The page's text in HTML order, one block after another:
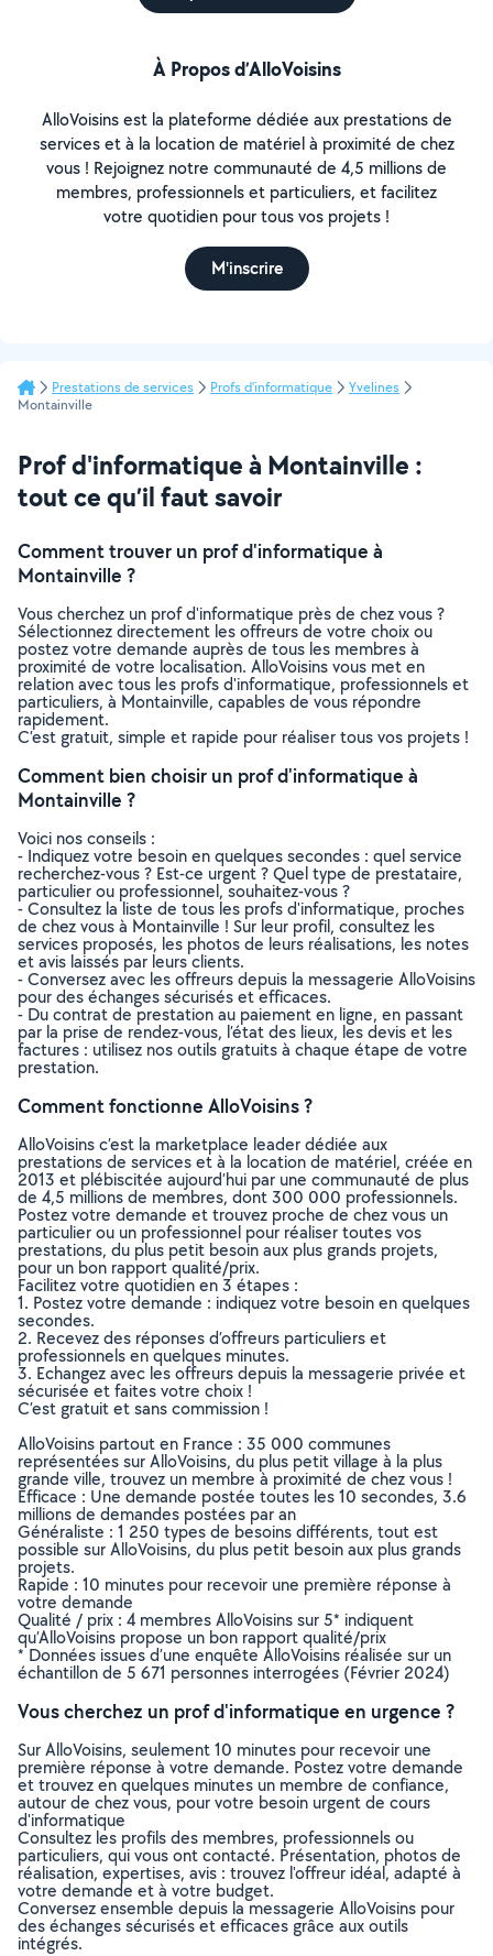
À Propos d’AlloVoisins
AlloVoisins est la plateforme dédiée aux prestations de
services et à la location de matériel à proximité de chez
vous ! Rejoignez notre communauté de 4,5 millions de
membres, professionnels et particuliers, et facilitez
votre quotidien pour tous vos projets !
M'inscrire
Prestations de services Profs d'informatique
Yvelines
Montainville
Prof d'informatique à Montainville :
tout ce qu’il faut savoir
Comment trouver un prof d'informatique à
Montainville ?
Vous cherchez un prof d'informatique près de chez vous ?
Sélectionnez directement les offreurs de votre choix ou
postez votre demande auprès de tous les membres à
proximité de votre localisation. AlloVoisins vous met en
relation avec tous les profs d'informatique, professionnels et
particuliers, à Montainville, capables de vous répondre
rapidement.
C’est gratuit, simple et rapide pour réaliser tous vos projets !
Comment bien choisir un prof d'informatique à
Montainville ?
Voici nos conseils :
- Indiquez votre besoin en quelques secondes : quel service
recherchez-vous ? Est-ce urgent ? Quel type de prestataire,
particulier ou professionnel, souhaitez-vous ?
- Consultez la liste de tous les profs d'informatique, proches
de chez vous à Montainville ! Sur leur profil, consultez les
services proposés, les photos de leurs réalisations, les notes
et avis laissés par leurs clients.
- Conversez avec les offreurs depuis la messagerie AlloVoisins
pour des échanges sécurisés et efficaces.
- Du contrat de prestation au paiement en ligne, en passant
par la prise de rendez-vous, l’état des lieux, les devis et les
factures : utilisez nos outils gratuits à chaque étape de votre
prestation.
Comment fonctionne AlloVoisins ?
AlloVoisins c’est la marketplace leader dédiée aux
prestations de services et à la location de matériel, créée en
2013 et plébiscitée aujourd’hui par une communauté de plus
de 4,5 millions de membres, dont 300 000 professionnels.
Postez votre demande et trouvez proche de chez vous un
particulier ou un professionnel pour réaliser toutes vos
prestations, du plus petit besoin aux plus grands projets,
pour un bon rapport qualité/prix.
Facilitez votre quotidien en 3 étapes :
1. Postez votre demande : indiquez votre besoin en quelques
secondes.
2. Recevez des réponses d’offreurs particuliers et
professionnels en quelques minutes.
3. Echangez avec les offreurs depuis la messagerie privée et
sécurisée et faites votre choix !
C’est gratuit et sans commission !
AlloVoisins partout en France : 35 000 communes
représentées sur AlloVoisins, du plus petit village à la plus
grande ville, trouvez un membre à proximité de chez vous !
Efficace : Une demande postée toutes les 10 secondes, 3.6
millions de demandes postées par an
Généraliste : 1 250 types de besoins différents, tout est
possible sur AlloVoisins, du plus petit besoin aux plus grands
projets.
Rapide : 10 minutes pour recevoir une première réponse à
votre demande
Qualité / prix : 4 membres AlloVoisins sur 5* indiquent
qu’AlloVoisins propose un bon rapport qualité/prix
* Données issues d’une enquête AlloVoisins réalisée sur un
échantillon de 5 671 personnes interrogées (Février 2024)
Vous cherchez un prof d'informatique en urgence ?
Sur AlloVoisins, seulement 10 minutes pour recevoir une
première réponse à votre demande. Postez votre demande
et trouvez en quelques minutes un membre de confiance,
autour de chez vous, pour votre besoin urgent de cours
d'informatique
Consultez les profils des membres, professionnels ou
particuliers, qui vous ont contacté. Présentation, photos de
réalisation, expertises, avis : trouvez l'offreur idéal, adapté à
votre demande et à votre budget.
Conversez ensemble depuis la messagerie AlloVoisins pour
des échanges sécurisés et efficaces grâce aux outils
intégrés.